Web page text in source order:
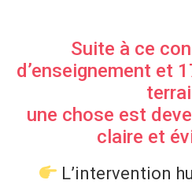
Suite à ce
d’enseignement et
une chose est
claire et
L’intervention